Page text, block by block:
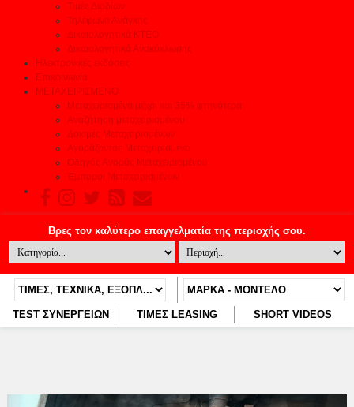
Τιμές Διοδίων
Τηλέφωνα Ανάγκης
Δικαιολογητικά ΚΤΕΟ
Δικαιολογητικά Ανακύκλωσης
Ηλεκτρονικές εκδόσεις
Επικοινωνία
ΜΕΤΑΧΕΙΡΙΣΜΕΝΟ
Μεταχειρισμένα μέχρι και 35% φτηνότερα
Αναζήτηση μεταχειρισμένου
Δοκιμές Μεταχειρισμένων
Αγοράζοντας Μεταχειρισμένο
Οδηγός Αγοράς Μεταχειρισμένου
Έμποροι Μεταχειρισμένων
TEST ΣΥΝΕΡΓΕΙΩΝ ΤΙΜΕΣ LEASING SHORT VIDEOS